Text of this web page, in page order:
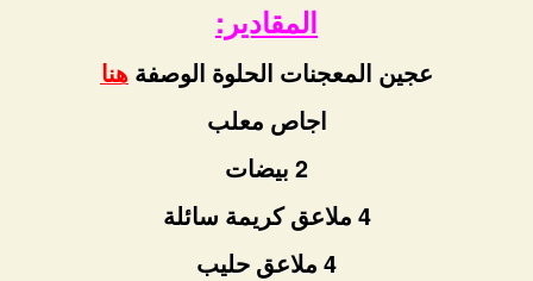
المقادير:
عجين المعجنات الحلوة الوصفةهنا
اجاص معلب
2 بيضات
4 ملاعق كريمة سائلة
4 ملاعق حليب